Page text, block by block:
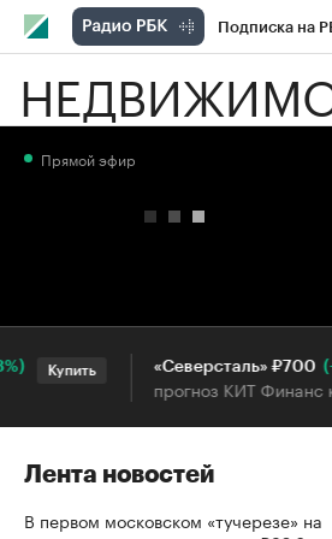
Подписка на
РБК Вино
Прямой эфир
Купить «Северсталь» ₽700
прогноз КИТ Финанс к
Лента новостей
В первом московском «тучерезе» на